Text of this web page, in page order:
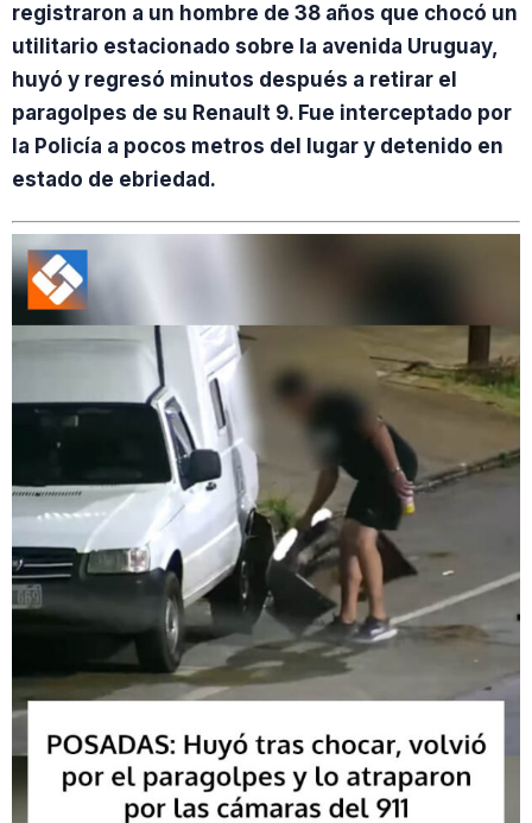
registraron a un hombre de 38 años que chocó un
utilitario estacionado sobre la avenida Uruguay,
huyó y regresó minutos después a retirar el
paragolpes de su Renault 9. Fue interceptado por
la Policía a pocos metros del lugar y detenido en
estado de ebriedad.